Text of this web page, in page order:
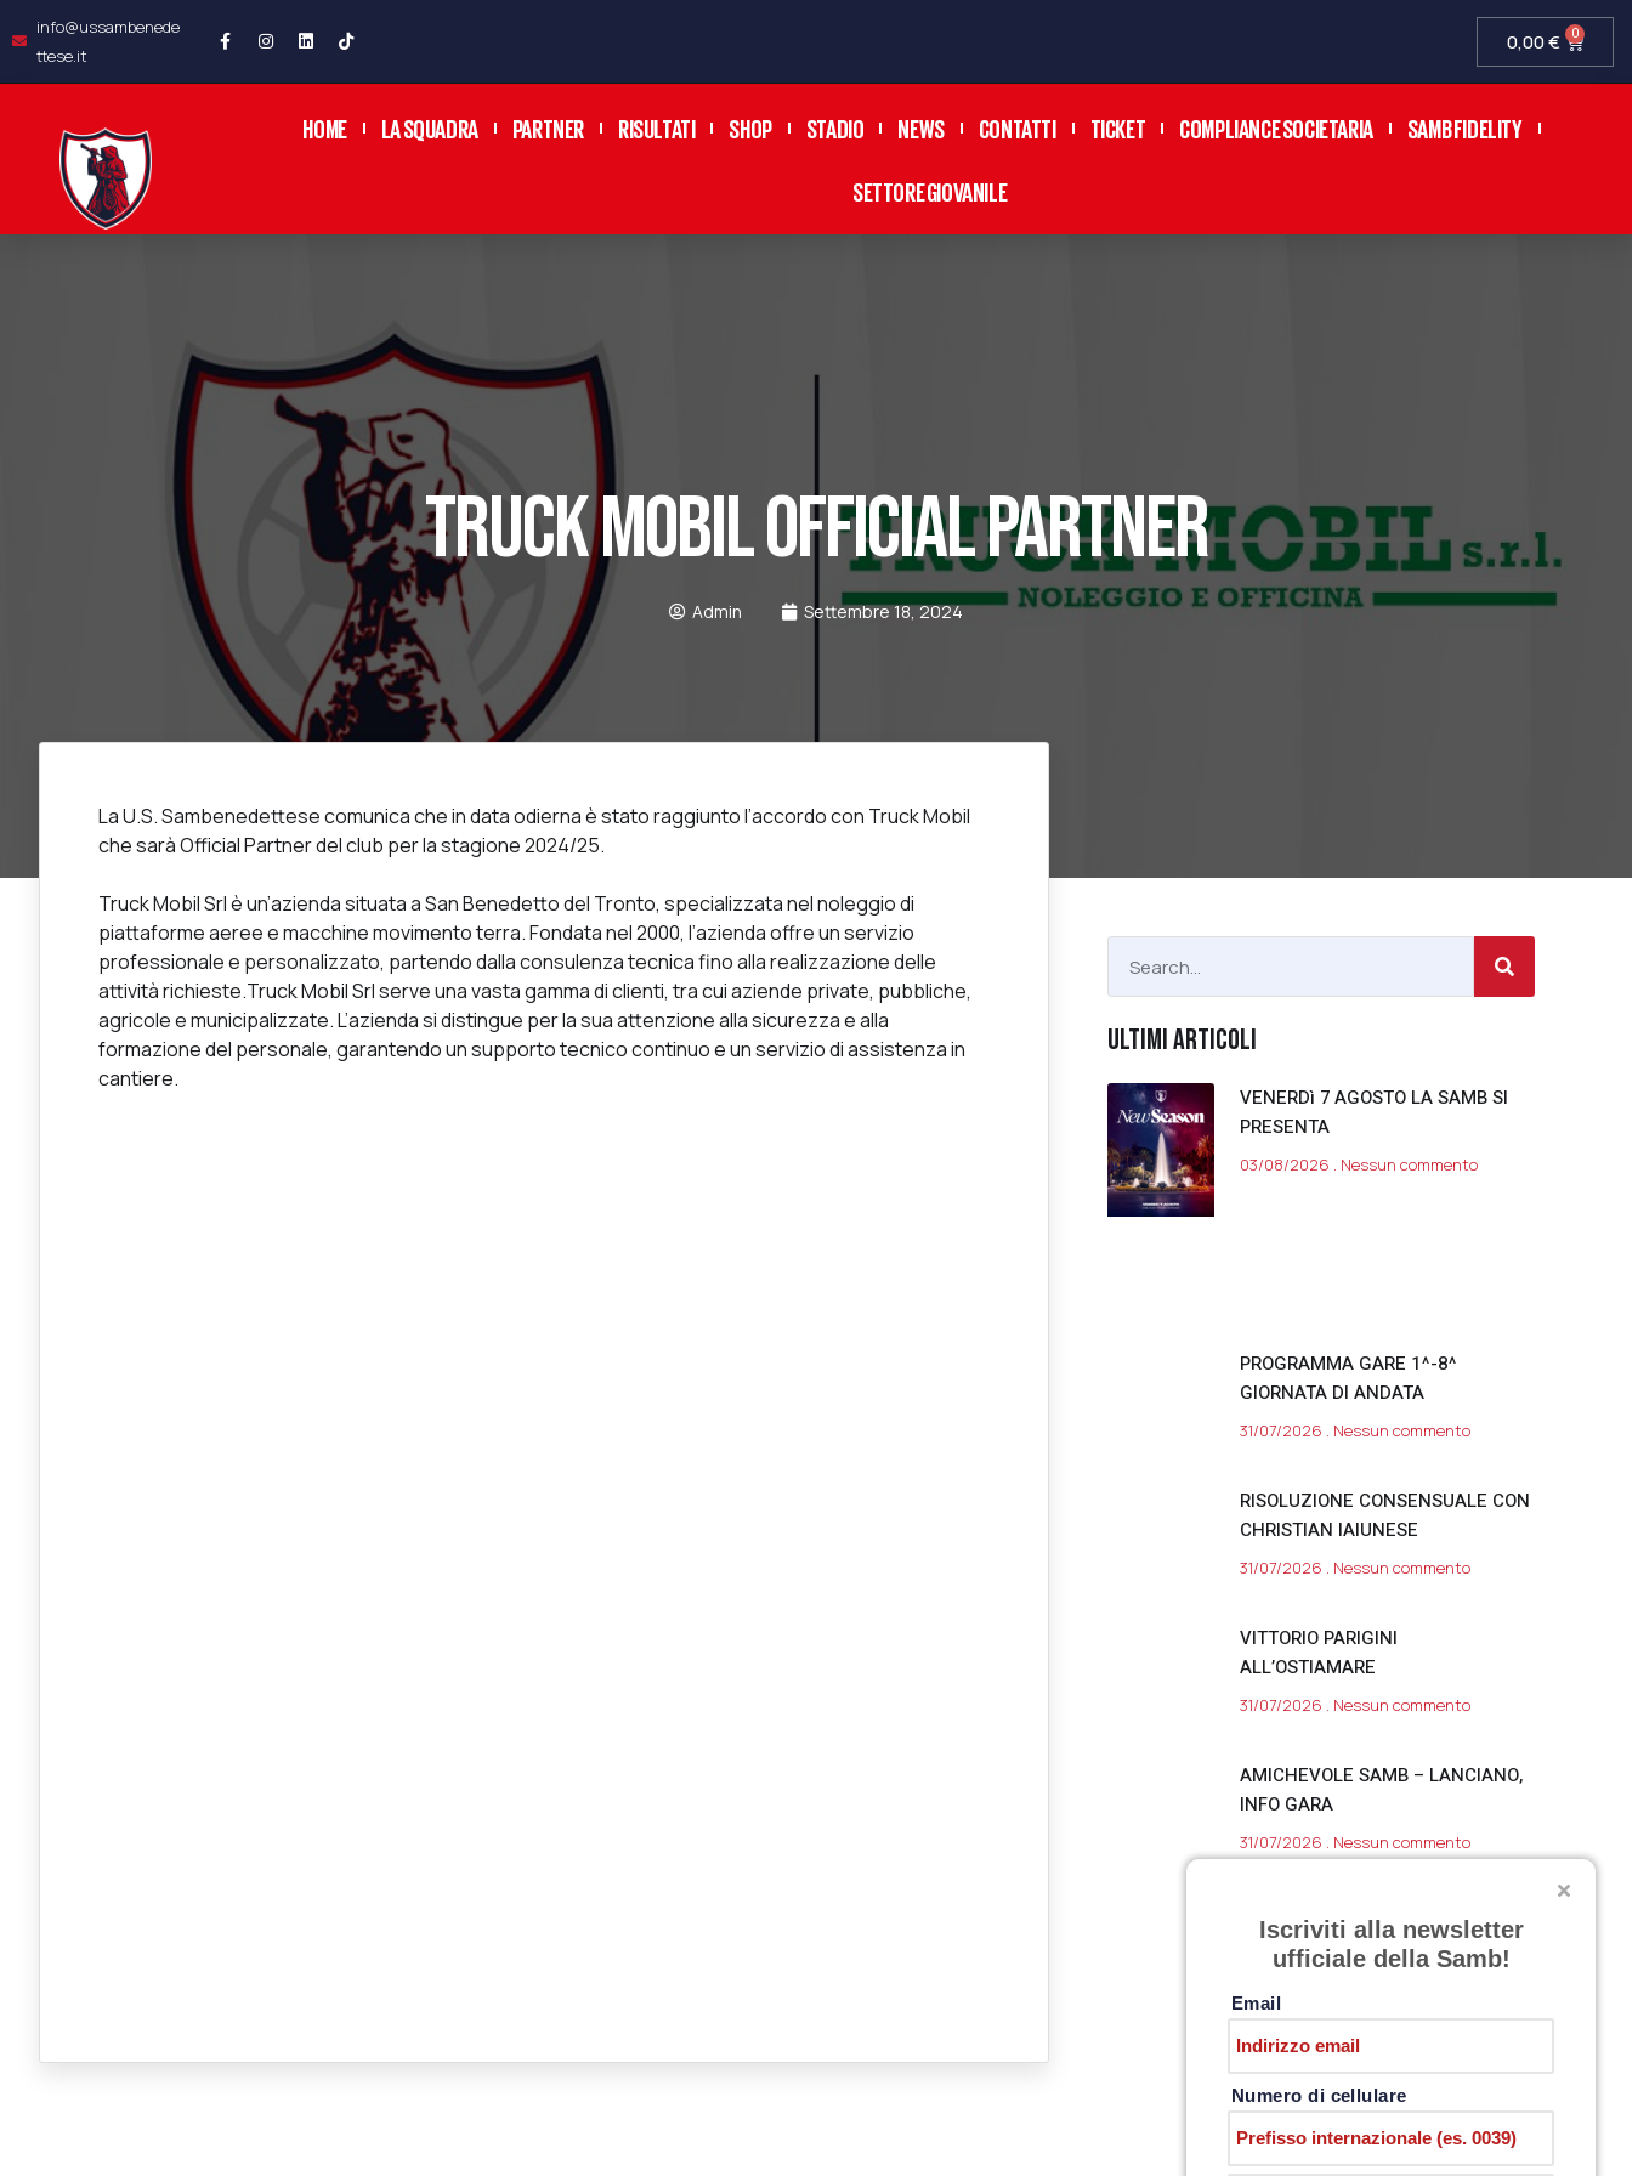
info@ussambenede
ttese.it
0,00€ 0
HOME LA SQUADRA PARTNER RISULTATI SHOP STADIO NEWS CONTATTI TICKET COMPLIANCE SOCIETARIA SAMB FIDELITY
SETTORE GIOVANILE
TRUCK MOBIL OFFICIAL PARTNER
Admin Settembre 18, 2024
La U.S. Sambenedettese comunica che in data odierna è stato raggiunto l’accordo con Truck Mobil
che sarà Official Partner del club per la stagione 2024/25.
Truck Mobil Srl è un’azienda situata a San Benedetto del Tronto, specializzata nel noleggio di
piattaforme aeree e macchine movimento terra. Fondata nel 2000, l’azienda offre un servizio
professionale e personalizzato, partendo dalla consulenza tecnica fino alla realizzazione delle
attività richieste.Truck Mobil Srl serve una vasta gamma di clienti, tra cui aziende private, pubbliche,
agricole e municipalizzate. L’azienda si distingue per la sua attenzione alla sicurezza e alla
formazione del personale, garantendo un supporto tecnico continuo e un servizio di assistenza in
cantiere.
ULTIMI ARTICOLI
VENERDì 7 AGOSTO LA SAMB SI
PRESENTA
03/08/2026 Nessun commento
PROGRAMMA GARE 1^-8^
GIORNATA DI ANDATA
31/07/2026 Nessun commento
RISOLUZIONE CONSENSUALE CON
CHRISTIAN IAIUNESE
31/07/2026 Nessun commento
VITTORIO PARIGINI
ALL’OSTIAMARE
31/07/2026 Nessun commento
AMICHEVOLE SAMB – LANCIANO,
INFO GARA
31/07/2026 Nessun commento
30/07/2026Nessun commento
Iscriviti alla newsletter
ufficiale della Samb!
Email
Numero di cellulare